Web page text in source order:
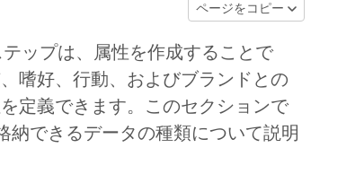
ページをコピー
ップは、属性を作成することで
嗜好、行動、およびブランドとの
定義できます。このセクションで
できるデータの種類について説明